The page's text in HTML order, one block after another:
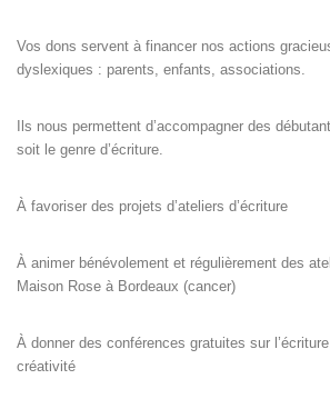
Vos dons servent à financer nos actions
dyslexiques : parents, enfants, associations.
Ils nous permettent d’accompagner des
soit le genre d’écriture.
À favoriser des projets d’ateliers d’écriture
À animer bénévolement et régulièrement des
Maison Rose à Bordeaux (cancer)
À donner des conférences gratuites sur
créativité